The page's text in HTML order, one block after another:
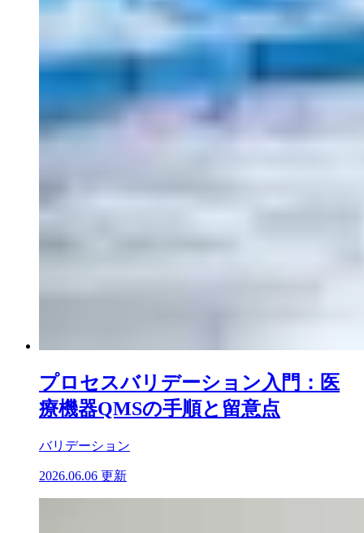
プロセスバリデーション入門：医
療機器QMSの手順と留意点
バリデーション
2026.06.06 更新